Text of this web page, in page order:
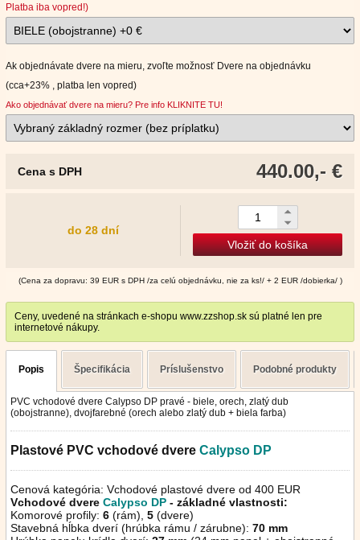
Platba iba vopred!)
Ak objednávate dvere na mieru, zvoľte možnosť Dvere na objednávku
(cca+23% , platba len vopred)
Ako objednávať dvere na mieru? Pre info KLIKNITE TU!
440.00,- €
Cena s DPH
do 28 dní
Vložiť do košíka
(Cena za dopravu: 39 EUR s DPH /za celú objednávku, nie za ks!/ + 2 EUR /dobierka/ )
Ceny, uvedené na stránkach e-shopu www.zzshop.sk sú platné len pre
internetové nákupy.
Popis Špecifikácia Príslušenstvo Podobné produkty
PVC vchodové dvere Calypso DP pravé - biele, orech, zlatý dub
(obojstranne), dvojfarebné (orech alebo zlatý dub + biela farba)
Plastové PVC vchodové dvere Calypso DP
Cenová kategória: Vchodové plastové dvere od 400 EUR
Vchodové dvere Calypso DP - základné vlastnosti:
Komorové profily: 6 (rám), 5 (dvere)
Stavebná hĺbka dverí (hrúbka rámu / zárubne): 70 mm